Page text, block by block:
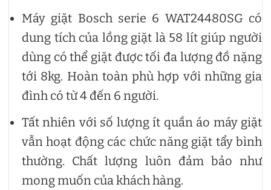
Máy giặt Bosch serie 6 WAT24480SG có
dung tích của lồng giặt là 58 lít giúp người
dùng có thể giặt được tối đa lượng đồ nặng
tới 8kg. Hoàn toàn phù hợp với những gia
đình có từ 4 đến 6 người.
Tất nhiên với số lượng ít quần áo máy giặt
vẫn hoạt động các chức năng giặt tẩy bình
thường. Chất lượng luôn đảm bảo như
mong muốn của khách hàng.